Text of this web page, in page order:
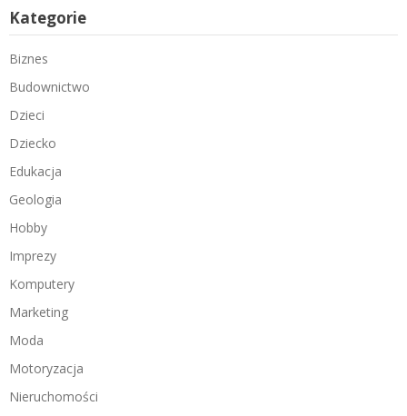
Kategorie
Biznes
Budownictwo
Dzieci
Dziecko
Edukacja
Geologia
Hobby
Imprezy
Komputery
Marketing
Moda
Motoryzacja
Nieruchomości